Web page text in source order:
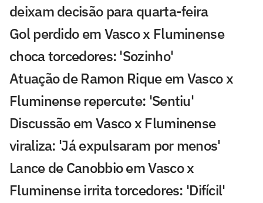
deixam decisão para quarta-feira
Gol perdido em Vasco x Fluminense
choca torcedores: 'Sozinho'
Atuação de Ramon Rique em Vasco x
Fluminense repercute: 'Sentiu'
Discussão em Vasco x Fluminense
viraliza: 'Já expulsaram por menos'
Lance de Canobbio em Vasco x
Fluminense irrita torcedores: 'Difícil'